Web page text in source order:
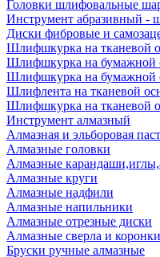
Головки шлифовальные
Инструмент абразивный -
Диски фибровые и
Шлифшкурка на тканевой
Шлифшкурка на бумажной
Шлифшкурка на бумажной
Шлифлента на тканевой
Шлифшкурка на тканевой
Инструмент алмазный
Алмазная и эльборовая
Алмазные головки
Алмазные
Алмазные круги
Алмазные надфили
Алмазные напильники
Алмазные отрезные диски
Алмазные сверла и коронки
Бруски ручные алмазные